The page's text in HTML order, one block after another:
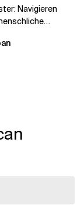
Navigieren
„Wir...